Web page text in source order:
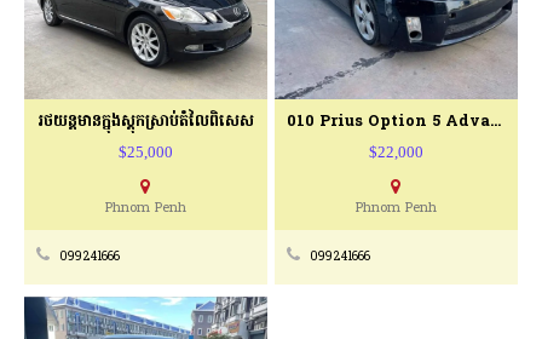
រថយន្ដមានក្នុងស្តុកស្រាប់តំលៃពិសេស
$25,000
Phnom Penh
099241666
010 Prius Option 5 Advance Technology
$22,000
Phnom Penh
099241666